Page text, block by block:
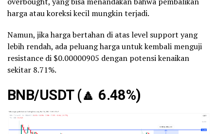
harga atau koreksi kecil mungkin terjadi.
Namun, jika harga bertahan di atas level support yang
lebih rendah, ada peluang harga untuk kembali menguji
resistance di $0.00000905 dengan potensi kenaikan
sekitar 8.71%.
BNB/USDT (🔼 6.48%)